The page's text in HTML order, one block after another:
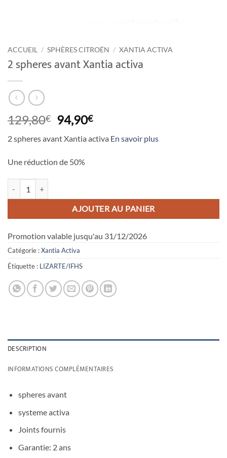
ACCUEIL / SPHÈRES CITROËN / XANTIA ACTIVA
2 spheres avant Xantia activa
129,80€ Le
prix
initial
était :
129,80€.
94,90€Le
actuel
2 spheres avant Xantia activa En savoir plus
Une réduction de 50%
AJOUTER AU PANIER
Promotion valable jusqu'au 31/12/2026
Catégorie :Xantia Activa
Étiquette : LIZARTE/IFHS
DESCRIPTION
INFORMATIONS COMPLÉMENTAIRES
spheres avant
systeme activa
Joints fournis
Garantie: 2 ans